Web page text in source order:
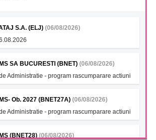
S.A. (ELJ) (06/08/2026)
SA BUCURESTI (BNET) (06/08/2026)
Administratie - program rascumparare actiuni
Ob. 2027 (BNET27A) (06/08/2026)
Administratie - program rascumparare actiuni
(BNET28) (06/08/2026)